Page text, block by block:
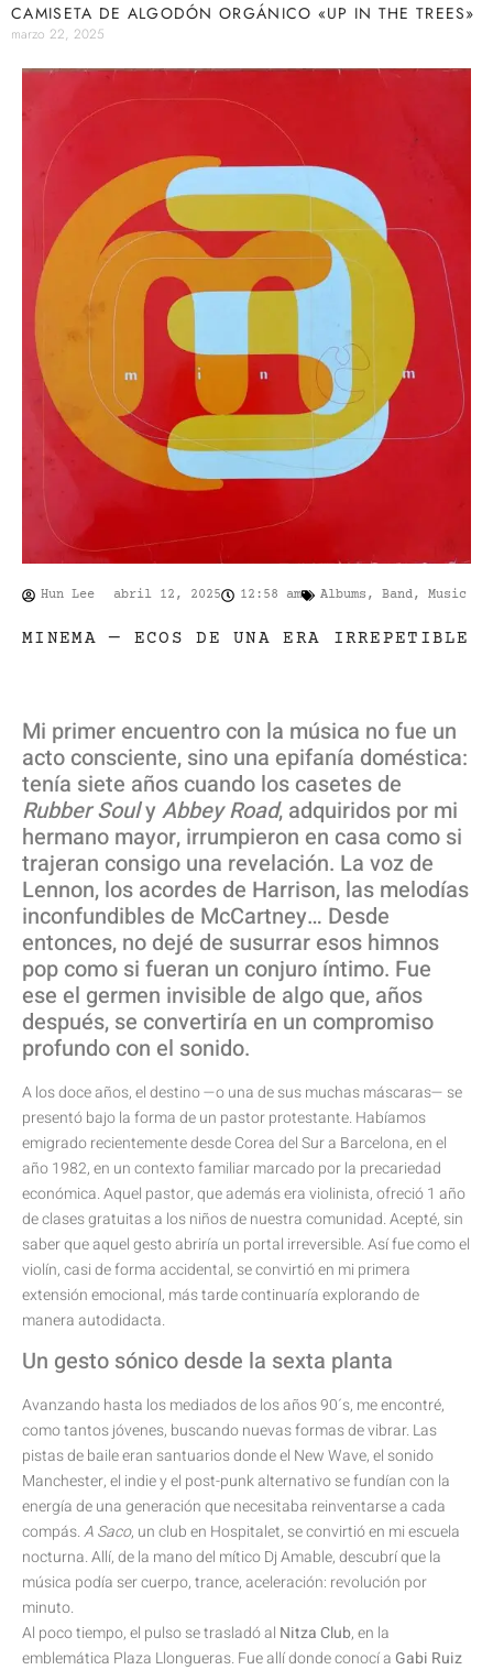
CAMISETA DE ALGODÓN ORGÁNICO «UP IN THE TREES»
marzo 22, 2025
Hun Lee abril 12, 2025 12:58 am Albums , Band, Music
MINEMA — ECOS DE UNA ERA IRREPETIBLE
Mi primer encuentro con la música no fue un
acto consciente, sino una epifanía doméstica:
tenía siete años cuando los casetes de
Rubber SoulyAbbey Road, adquiridos por mi
hermano mayor, irrumpieron en casa como si
trajeran consigo una revelación. La voz de
Lennon, los acordes de Harrison, las melodías
inconfundibles de McCartney… Desde
entonces, no dejé de susurrar esos himnos
pop como si fueran un conjuro íntimo. Fue
ese el germen invisible de algo que, años
después, se convertiría en un compromiso
profundo con el sonido.
A los doce años, el destino —o una de sus muchas máscaras— se
presentó bajo la forma de un pastor protestante. Habíamos
emigrado recientemente desde Corea del Sur a Barcelona, en el
año 1982, en un contexto familiar marcado por la precariedad
económica. Aquel pastor, que además era violinista, ofreció 1 año
de clases gratuitas a los niños de nuestra comunidad. Acepté, sin
saber que aquel gesto abriría un portal irreversible. Así fue como el
violín, casi de forma accidental, se convirtió en mi primera
extensión emocional, más tarde continuaría explorando de
manera autodidacta.
Un gesto sónico desde la sexta planta
Avanzando hasta los mediados de los años 90´s, me encontré,
como tantos jóvenes, buscando nuevas formas de vibrar. Las
pistas de baile eran santuarios donde el New Wave, el sonido
Manchester, el indie y el post-punk alternativo se fundían con la
energía de una generación que necesitaba reinventarse a cada
compás.A Saco, un club en Hospitalet, se convirtió en mi escuela
nocturna. Allí, de la mano del mítico Dj Amable, descubrí que la
música podía ser cuerpo, trance, aceleración: revolución por
minuto.
Al poco tiempo, el pulso se trasladó al Nitza Club, en la
emblemática Plaza Llongueras. Fue allí donde conocí a Gabi Ruiz